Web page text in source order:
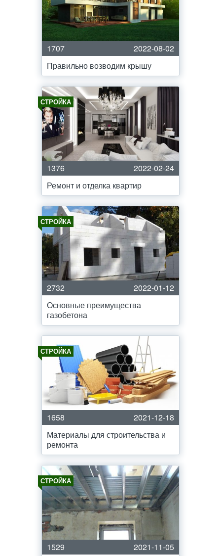
1707
2022-08-02
Правильно возводим крышу
СТРОЙКА
1376
2022-02-24
Ремонт и отделка квартир
СТРОЙКА
2732
2022-01-12
Основные преимущества
газобетона
СТРОЙКА
1658
2021-12-18
Материалы для строительства и
ремонта
СТРОЙКА
1529
2021-11-05